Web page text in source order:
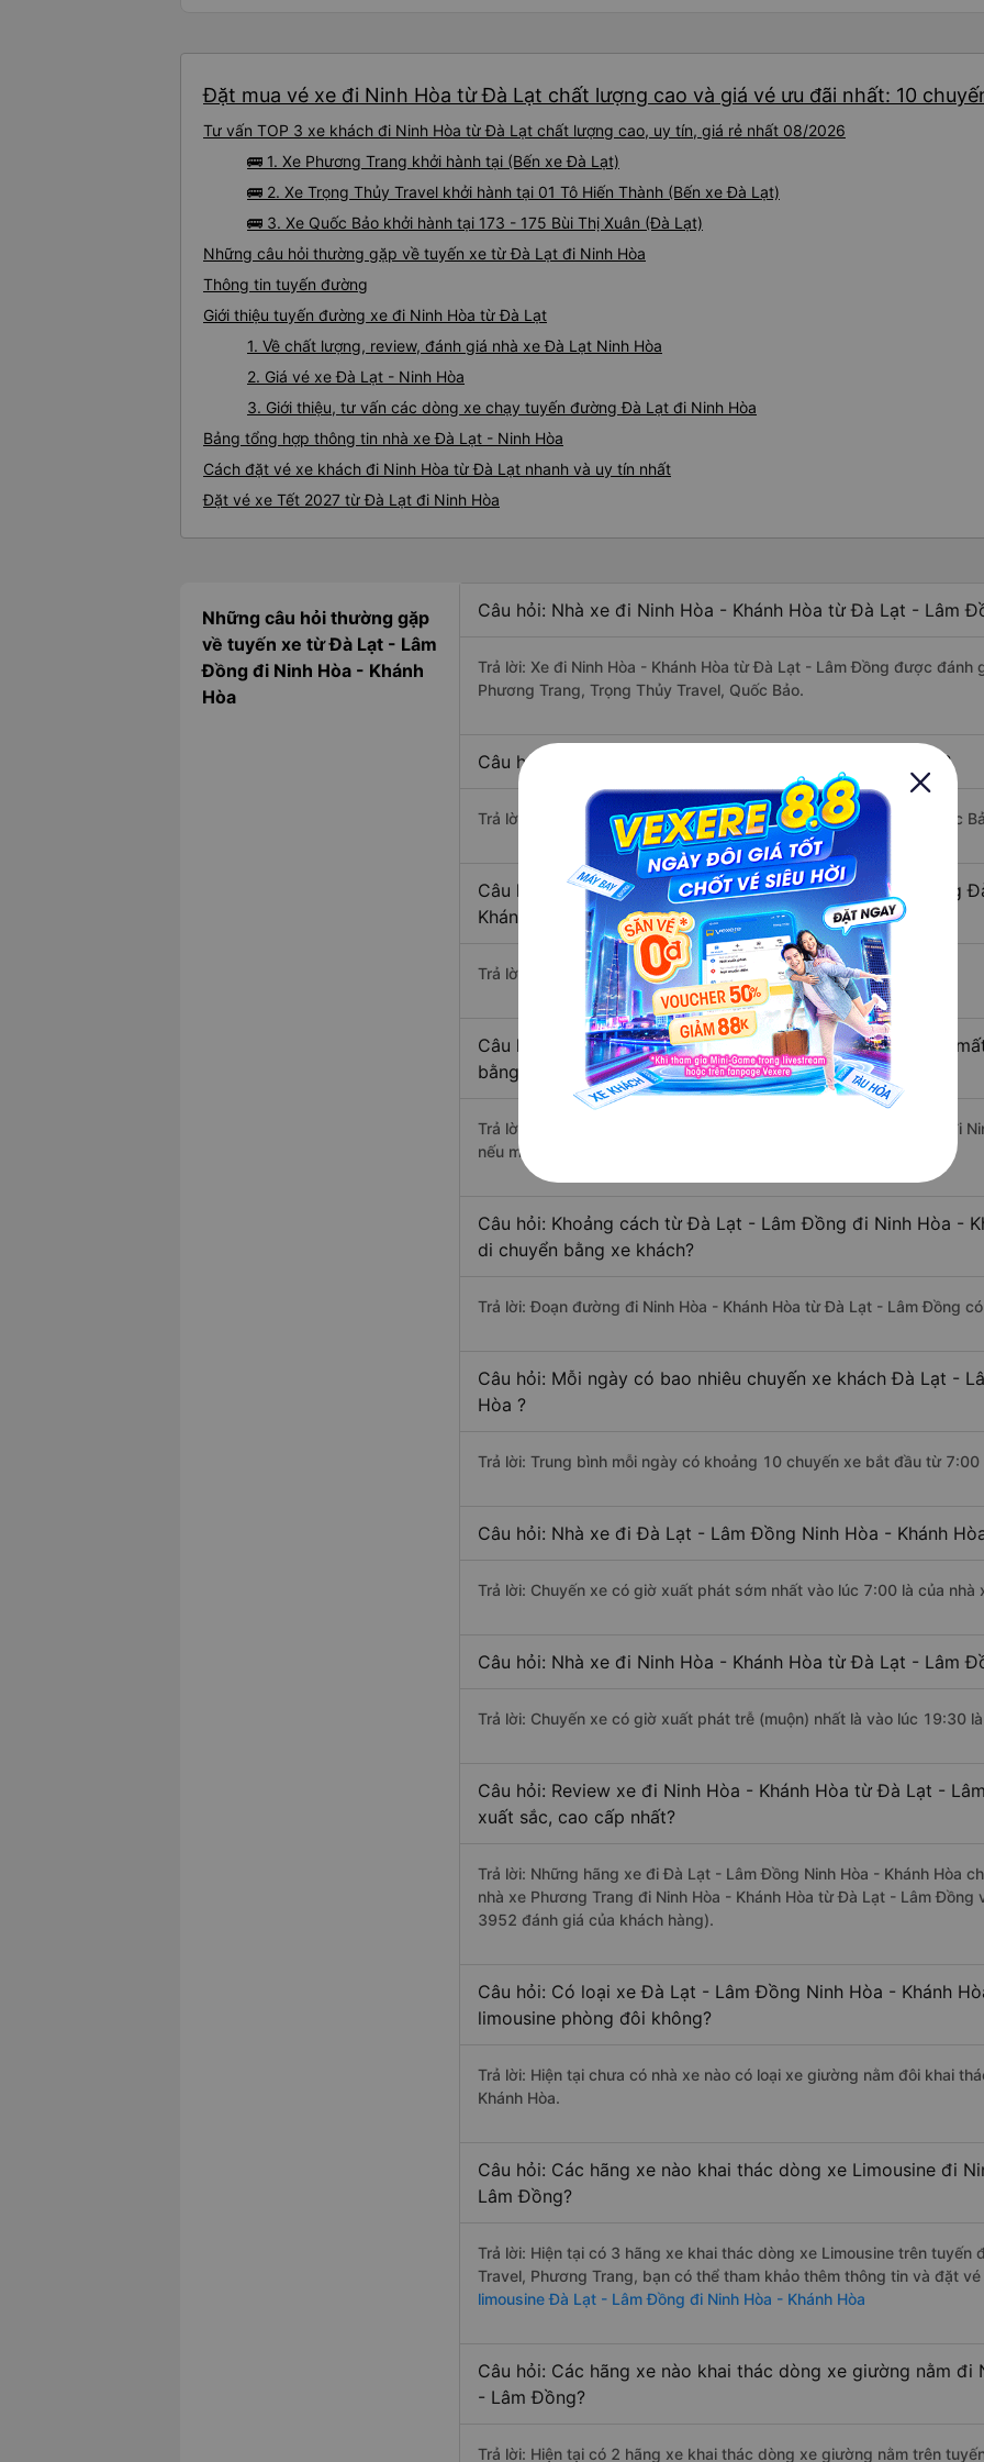
Đặt mua vé xe đi Ninh Hòa từ Đà Lạt chất lượng cao và giá vé ưu đãi nhất: 10
Tư vấn TOP 3 xe khách đi Ninh Hòa từ Đà Lạt chất lượng cao, uy tín, giá rẻ nhất 08/2026
🚌 1. Xe Phương Trang khởi hành tại (Bến xe Đà Lạt)
🚌 2. Xe Trọng Thủy Travel khởi hành tại 01 Tô Hiến Thành (Bến xe Đà Lạt)
🚌 3. Xe Quốc Bảo khởi hành tại 173 - 175 Bùi Thị Xuân (Đà Lạt)
Những câu hỏi thường gặp về tuyến xe từ Đà Lạt đi Ninh Hòa
Thông tin tuyến đường
Giới thiệu tuyến đường xe đi Ninh Hòa từ Đà Lạt
1. Về chất lượng, review, đánh giá nhà xe Đà Lạt Ninh Hòa
2. Giá vé xe Đà Lạt - Ninh Hòa
3. Giới thiệu, tư vấn các dòng xe chạy tuyến đường Đà Lạt đi Ninh Hòa
Bảng tổng hợp thông tin nhà xe Đà Lạt - Ninh Hòa
Cách đặt vé xe khách đi Ninh Hòa từ Đà Lạt nhanh và uy tín nhất
Đặt vé xe Tết 2027 từ Đà Lạt đi Ninh Hòa
Những câu hỏi thường gặp
về tuyến xe từ Đà Lạt - Lâm
Đồng đi Ninh Hòa - Khánh
Hòa
Câu hỏi: Nhà xe đi Ninh Hòa - Khánh Hòa từ Đà Lạt - Lâm
Trả lời: Xe đi Ninh Hòa - Khánh Hòa từ Đà Lạt - Lâm Đồng được
Phương Trang, Trọng Thủy Travel, Quốc Bảo.
Câu hỏi: Xe nào đi Ninh Hòa - Khánh Hòa có giá rẻ nhất?
Trả lời: Vé xe rẻ nhất có mức giá là 340.000 đồng của nhà xe Quốc
Câu hỏi: Có bao nhiêu nhà xe đang khai thác tuyến đường
Khánh Hòa ?
Trả lời: Hiện tại có 3 nhà xe khai thác tuyến đường.
Câu hỏi: Từ Đà Lạt - Lâm Đồng đi Ninh Hòa - Khánh Hòa
bằng xe khách?
Trả lời: Thời gian di chuyển bằng xe khách từ Đà Lạt - Lâm Đồng đi
nếu mật độ giao thông thuận lợi.
Câu hỏi: Khoảng cách từ Đà Lạt - Lâm Đồng đi Ninh Hòa -
di chuyển bằng xe khách?
Trả lời: Đoạn đường đi Ninh Hòa - Khánh Hòa từ Đà Lạt - Lâm Đồng
Câu hỏi: Mỗi ngày có bao nhiêu chuyến xe khách Đà Lạt -
Hòa ?
Trả lời: Trung bình mỗi ngày có khoảng 10 chuyến xe bắt đầu từ
Câu hỏi: Nhà xe đi Đà Lạt - Lâm Đồng Ninh Hòa - Khánh
Trả lời: Chuyến xe có giờ xuất phát sớm nhất vào lúc 7:00 là của nhà
Câu hỏi: Nhà xe đi Ninh Hòa - Khánh Hòa từ Đà Lạt - Lâm
Trả lời: Chuyến xe có giờ xuất phát trễ (muộn) nhất là vào lúc 19:30
Câu hỏi: Review xe đi Ninh Hòa - Khánh Hòa từ Đà Lạt -
xuất sắc, cao cấp nhất?
Trả lời: Những hãng xe đi Đà Lạt - Lâm Đồng Ninh Hòa - Khánh Hòa
nhà xe Phương Trang đi Ninh Hòa - Khánh Hòa từ Đà Lạt - Lâm
3952 đánh giá của khách hàng).
Câu hỏi: Có loại xe Đà Lạt - Lâm Đồng Ninh Hòa - Khánh
limousine phòng đôi không?
Trả lời: Hiện tại chưa có nhà xe nào có loại xe giường nằm đôi khai
Khánh Hòa.
Câu hỏi: Các hãng xe nào khai thác dòng xe Limousine đi
Lâm Đồng?
Trả lời: Hiện tại có 3 hãng xe khai thác dòng xe Limousine trên tuyến
Travel, Phương Trang, bạn có thể tham khảo thêm thông tin và đặt
limousine Đà Lạt - Lâm Đồng đi Ninh Hòa - Khánh Hòa
Câu hỏi: Các hãng xe nào khai thác dòng xe giường nằm đi
- Lâm Đồng?
Trả lời: Hiện tại có 2 hãng xe khai thác dòng xe giường nằm trên